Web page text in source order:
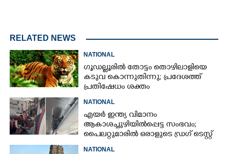
RELATED NEWS
NATIONAL
ഗൂഡല്ലൂരിൽ തോട്ടം തൊഴിലാളിയെ
കടുവ കൊന്നുതിന്നു; പ്രദേശത്ത്
പ്രതിഷേധം ശക്തം
NATIONAL
എയർ ഇന്ത്യ വിമാനം
ആകാശച്ചുഴിയിൽപ്പെട്ട സംഭവം;
പൈലറ്റുമാരിൽ ഒരാളുടെ ഡ്രഗ് ടെസ്റ്റ്
NATIONAL